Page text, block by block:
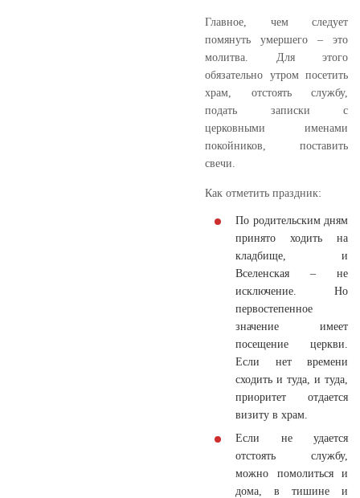
Главное, чем следует
помянуть умершего – это
молитва. Для этого
обязательно утром посетить
храм, отстоять службу,
подать записки с
церковными именами
покойников, поставить
свечи.
Как отметить праздник:
По родительским дням
принято ходить на
кладбище, и
Вселенская – не
исключение. Но
первостепенное
значение имеет
посещение церкви.
Если нет времени
сходить и туда, и туда,
приоритет отдается
визиту в храм.
Если не удается
отстоять службу,
можно помолиться и
дома, в тишине и